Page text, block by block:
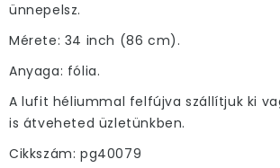
ünnepelsz.
Mérete: 34 inch (86 cm).
Anyaga: fólia.
A lufit héliummal felfújva szállítjuk ki
is átveheted üzletünkben.
Cikkszám: pg40079